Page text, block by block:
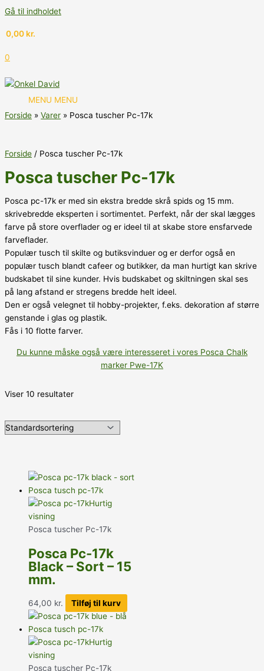
Gå til indholdet
0,00kr.
0
MENU MENU
Forside
Varer Posca tuscher Pc-17k
Forside / Posca tuscher Pc-17k
Posca tuscher Pc-17k
Posca pc-17k er med sin ekstra bredde skrå spids og 15 mm.
skrivebredde eksperten i sortimentet. Perfekt, når der skal lægges
farve på store overflader og er ideel til at skabe store ensfarvede
farveflader.
Populær tusch til skilte og butiksvinduer og er derfor også en
populær tusch blandt cafeer og butikker, da man hurtigt kan skrive
budskabet til sine kunder. Hvis budskabet og skiltningen skal ses
på lang afstand er stregens bredde helt ideel.
Den er også velegnet til hobby-projekter, f.eks. dekoration af større
genstande i glas og plastik.
Fås i 10 flotte farver.
Du kunne måske også være interesseret i vores Posca Chalk
marker Pwe-17K
Viser 10 resultater
Hurtig
visning
Posca tuscher Pc-17k
Posca Pc-17k
Black – Sort – 15
mm.
64,00 kr. Tilføj til kurv
Hurtig
visning
Posca tuscher Pc-17k